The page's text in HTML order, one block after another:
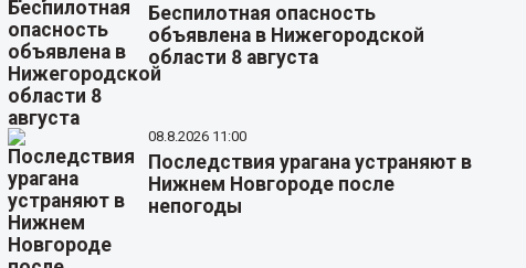
Беспилотная опасность
объявлена в Нижегородской
области 8 августа
08.8.2026 11:00
Последствия урагана устраняют в
Нижнем Новгороде после
непогоды